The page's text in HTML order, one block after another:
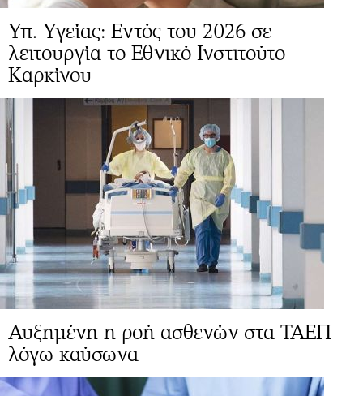
Υπ. Υγείας: Εντός του 2026 σε
λειτουργία το Εθνικό Ινστιτούτο
Καρκίνου
Αυξημένη η ροή ασθενών στα ΤΑΕΠ
λόγω καύσωνα